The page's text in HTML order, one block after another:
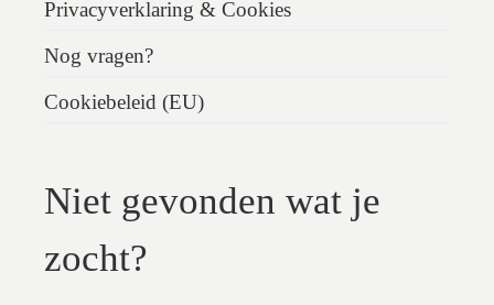
Privacyverklaring & Cookies
Nog vragen?
Cookiebeleid (EU)
Niet gevonden wat je
zocht?